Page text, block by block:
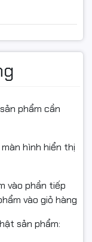
phẩm cần
hình hiển thị
vào phần tiếp
vào giỏ hàng
sản phẩm: